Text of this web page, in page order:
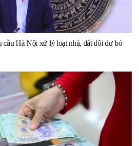
cầu Hà Nội xử lý loạt nhà, đất dôi dư bỏ